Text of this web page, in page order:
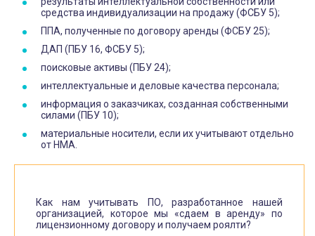
средства индивидуализации на продажу (ФСБУ 5);
ППА, полученные по договору аренды (ФСБУ 25);
ДАП (ПБУ 16, ФСБУ 5);
поисковые активы (ПБУ 24);
интеллектуальные и деловые качества персонала;
информация о заказчиках, созданная собственными
силами (ПБУ 10);
материальные носители, если их учитывают отдельно
от НМА.
Как нам учитывать ПО, разработанное нашей
организацией, которое мы «сдаем в аренду» по
лицензионному договору и получаем роялти?